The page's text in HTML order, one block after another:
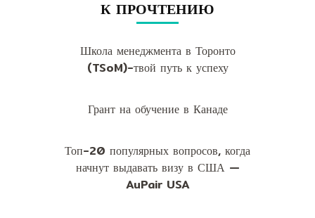
К ПРОЧТЕНИЮ
Школа менеджмента в Торонто
(TSoM)-твой путь к успеху
Грант на обучение в Канаде
Топ-20 популярных вопросов, когда
начнут выдавать визу в США —
AuPair USA